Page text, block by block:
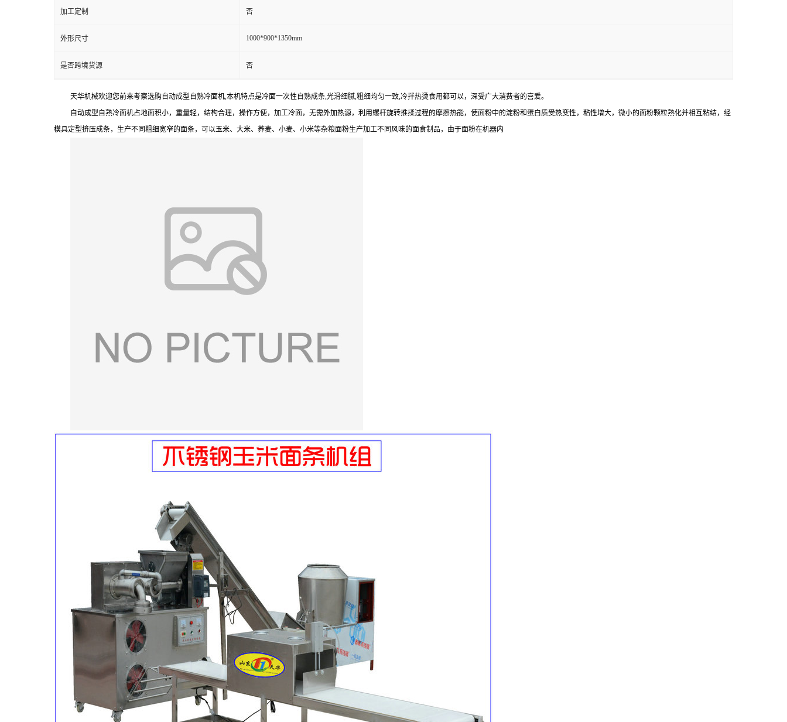
加工定制 否
外形尺寸 1000*900*1350mm
是否跨境货源 否
天华机械欢迎您前来考察选购自动成型自熟冷面机,本机特点是冷面一次性自熟成条,光滑细腻,粗细均匀一致,冷拌热烫食用都可以，深受广大消费者的喜爱。
自动成型自熟冷面机占地面积小，重量轻，结构合理，操作方便，加工冷面，无需外加热源，利用螺杆旋转推揉过程的摩擦热能，使面粉中的淀粉和蛋白质受热变性，粘性增大，微小的面粉颗粒熟化并相互粘结，经
模具定型挤压成条，生产不同粗细宽窄的面条，可以玉米、大米、荞麦、小麦、小米等杂粮面粉生产加工不同风味的面食制品，由于面粉在机器内